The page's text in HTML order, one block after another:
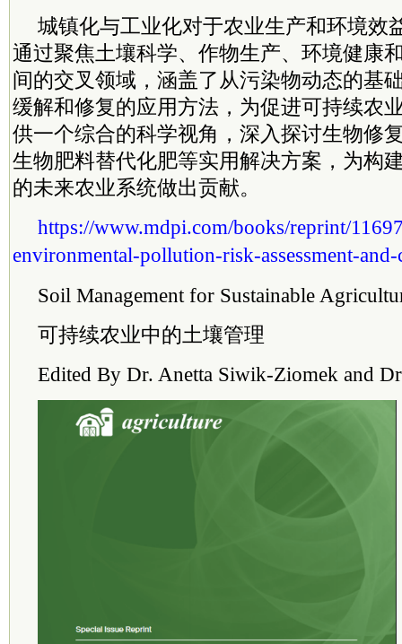
城镇化与工业化对于农业生产和环境效
通过聚焦土壤科学、作物生产、环境健康
间的交叉领域，涵盖了从污染物动态的基
缓解和修复的应用方法，为促进可持续农
供一个综合的科学视角，深入探讨生物修
生物肥料替代化肥等实用解决方案，为构
的未来农业系统做出贡献。
https://www.mdpi.com/books/reprint/
environmental-pollution-risk-assessment-
Soil Management for Sustainable
可持续农业中的土壤管理
Edited By Dr. Anetta Siwik-Ziomek and